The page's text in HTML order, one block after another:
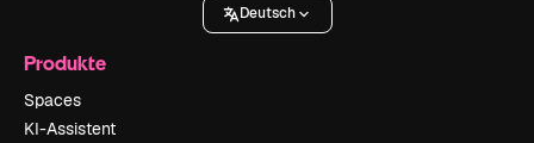
Deutsch
Produkte
Spaces
KI-Assistent